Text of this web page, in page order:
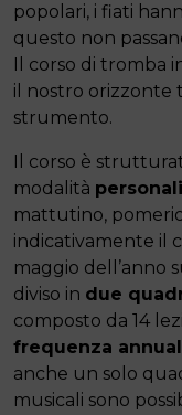
popolari, i fiati
questo non
Il corso di tromba
il nostro orizzonte
strumento.
Il corso è
modalità
mattutino,
indicativamente il
maggio dell’anno
diviso in due
composto da 14
frequenza
anche un solo
musicali sono